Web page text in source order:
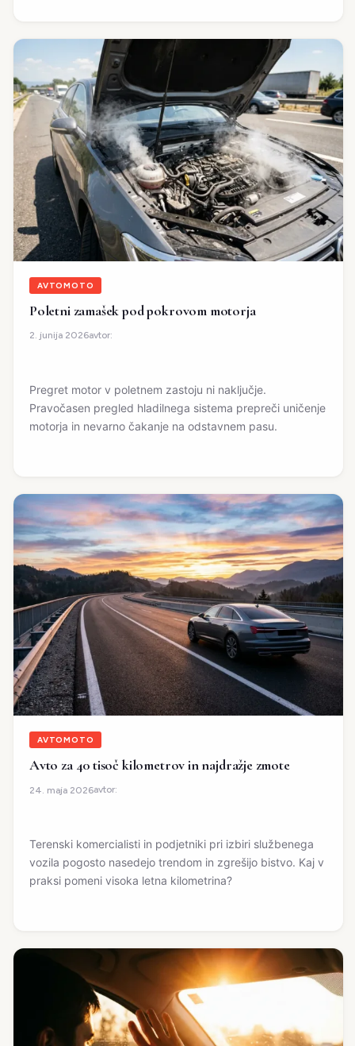
AVTOMOTO
Poletni zamašek pod pokrovom motorja
2. junija 2026avtor:
Pregret motor v poletnem zastoju ni naključje.
Pravočasen pregled hladilnega sistema prepreči uničenje
motorja in nevarno čakanje na odstavnem pasu.
AVTOMOTO
Avto za 40 tisoč kilometrov in najdražje zmote
24. maja 2026avtor:
Terenski komercialisti in podjetniki pri izbiri službenega
vozila pogosto nasedejo trendom in zgrešijo bistvo. Kaj v
praksi pomeni visoka letna kilometrina?